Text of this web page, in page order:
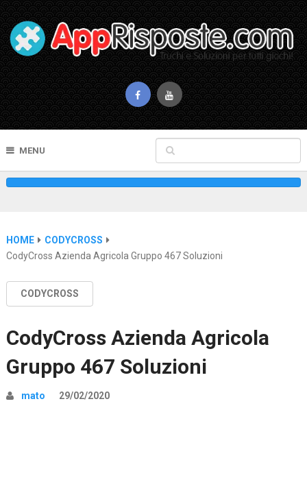
MENU
HOME
CODYCROSS
CodyCross Azienda Agricola Gruppo 467 Soluzioni
CODYCROSS
CodyCross Azienda Agricola
Gruppo 467 Soluzioni
mato 29/02/2020